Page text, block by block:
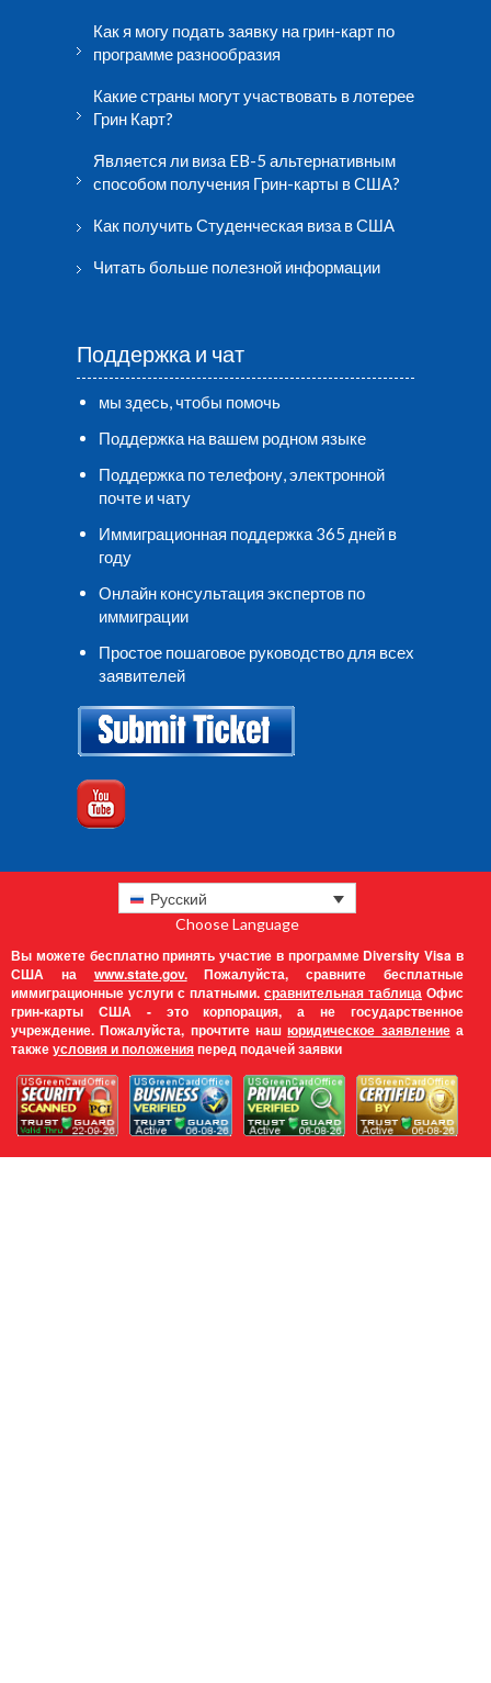
Как я могу подать заявку на грин-карт по
программе разнообразия
Какие страны могут участвовать в лотерее
Грин Карт?
Является ли виза EB-5 альтернативным
способом получения Грин-карты в США?
Как получить Студенческая виза в США
Читать больше полезной информации
Поддержка и чат
мы здесь, чтобы помочь
Поддержка на вашем родном языке
Поддержка по телефону, электронной
почте и чату
Иммиграционная поддержка 365 дней в
году
Онлайн консультация экспертов по
иммиграции
Простое пошаговое руководство для всех
заявителей
Русский
Choose Language
Вы можете бесплатно принять участие в программе Diversity Visa в
США на www.state.gov.Пожалуйста, сравните бесплатные
иммиграционные услуги с платными. сравнительная таблица Офис
грин-карты США - это корпорация, а не государственное
учреждение. Пожалуйста, прочтите нашюридическое заявлениеа
такжеусловия и положенияперед подачей заявки